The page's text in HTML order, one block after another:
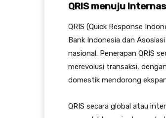
QRIS menuju
QRIS (Quick Response
Bank Indonesia dan
nasional. Penerapan QRIS
merevolusi transaksi,
domestik mendorong
QRIS secara global atau